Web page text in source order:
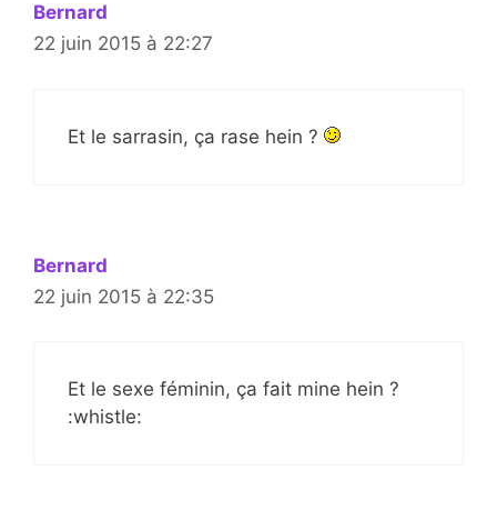
Bernard
22 juin 2015 à 22:27
Et le sarrasin, ça rase hein ?
Bernard
22 juin 2015 à 22:35
Et le sexe féminin, ça fait mine hein ?
:whistle: